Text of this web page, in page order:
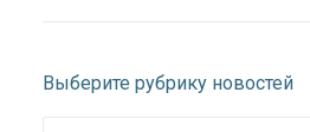
Выберите рубрику новостей